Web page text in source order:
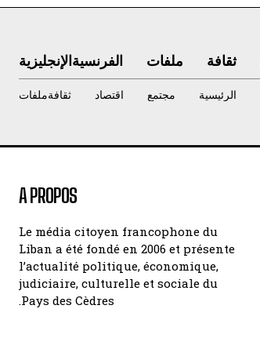
ثقافة ملفات الفرنسيةالإنجليزية
الرئيسية مجتمع اقتصاد ثقافةملفات
A PROPOS
Le média citoyen francophone du
Liban a été fondé en 2006 et présente
l’actualité politique, économique,
judiciaire, culturelle et sociale du
Pays des Cèdres.